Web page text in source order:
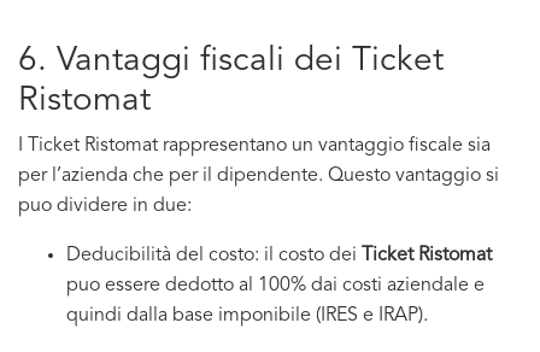
6. Vantaggi fiscali dei Ticket
Ristomat
I Ticket Ristomat rappresentano un vantaggio fiscale sia
per l’azienda che per il dipendente. Questo vantaggio si
puo dividere in due:
Deducibilità del costo: il costo dei
Ticket Ristomat
puo essere dedotto al 100% dai costi aziendale e
quindi dalla base imponibile (IRES e IRAP).